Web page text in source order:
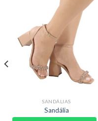
SANDÁLIAS
Sandália